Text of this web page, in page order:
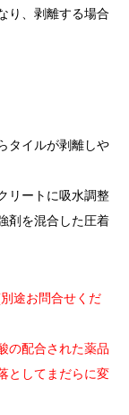
り、剥離する場合
タイルが剥離しや
リートに吸水調整
剤を混合した圧着
途お問合せくだ
の配合された薬品
としてまだらに変